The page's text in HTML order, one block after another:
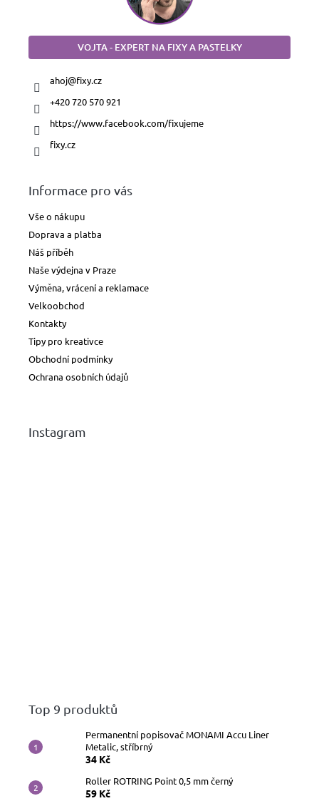
VOJTA - EXPERT NA FIXY A PASTELKY
ahoj@fixy.cz
+420 720 570 921
https://www.facebook.com/fixujeme
fixy.cz
Informace pro vás
Vše o nákupu
Doprava a platba
Náš příběh
Naše výdejna v Praze
Výměna, vrácení a reklamace
Velkoobchod
Kontakty
Tipy pro kreativce
Obchodní podmínky
Ochrana osobních údajů
Instagram
Top 9 produktů
Permanentní popisovač MONAMI Accu Liner
Metalic, stříbrný
34 Kč
Roller ROTRING Point 0,5 mm černý
59 Kč